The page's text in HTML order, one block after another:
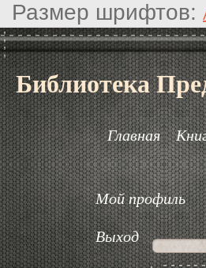
Размер шрифтов:
Библиотека
Главная
Мой профиль
Выход